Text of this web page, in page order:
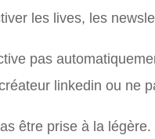
les lives, les
pas
linkedin ou ne
être prise à la légère.